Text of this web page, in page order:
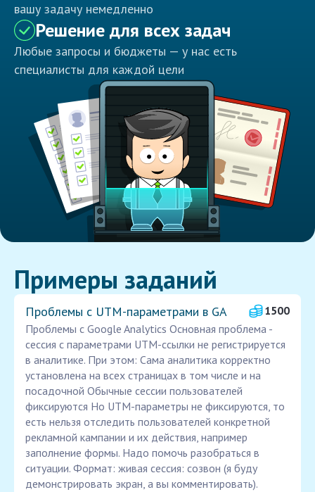
вашу задачу немедленно
Решение для всех задач
Любые запросы и бюджеты — у нас есть
специалисты для каждой цели
Примеры заданий
Проблемы с UTM-параметрами в GA
1500
Проблемы с Google Analytics Основная проблема -
сессия с параметрами UTM-ссылки не регистрируется
в аналитике. При этом: Сама аналитика корректно
установлена на всех страницах в том числе и на
посадочной Обычные сессии пользователей
фиксируются Но UTM-параметры не фиксируются, то
есть нельзя отследить пользователей конкретной
рекламной кампании и их действия, например
заполнение формы. Надо помочь разобраться в
ситуации. Формат: живая сессия: созвон (я буду
демонстрировать экран, а вы комментировать).